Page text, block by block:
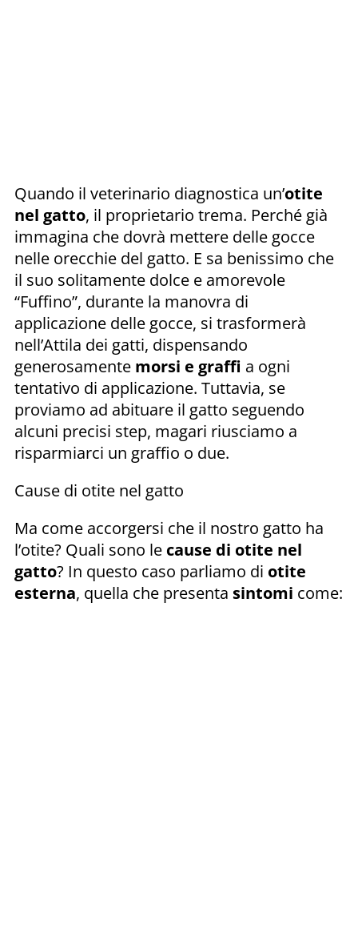
Quando il veterinario diagnostica un’otite
nel gatto, il proprietario trema. Perché già
immagina che dovrà mettere delle gocce
nelle orecchie del gatto. E sa benissimo che
il suo solitamente dolce e amorevole
“Fuffino”, durante la manovra di
applicazione delle gocce, si trasformerà
nell’Attila dei gatti, dispensando
generosamente morsi e graffi a ogni
tentativo di applicazione. Tuttavia, se
proviamo ad abituare il gatto seguendo
alcuni precisi step, magari riusciamo a
risparmiarci un graffio o due.
Cause di otite nel gatto
Ma come accorgersi che il nostro gatto ha
l’otite? Quali sono le cause di otite nel
gatto? In questo caso parliamo di otite
esterna, quella che presenta sintomi come: